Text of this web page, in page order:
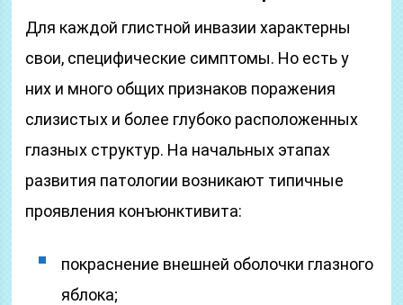
Для каждой глистной инвазии характерны
свои, специфические симптомы. Но есть у
них и много общих признаков поражения
слизистых и более глубоко расположенных
глазных структур. На начальных этапах
развития патологии возникают типичные
проявления конъюнктивита:
покраснение внешней оболочки глазного
яблока;